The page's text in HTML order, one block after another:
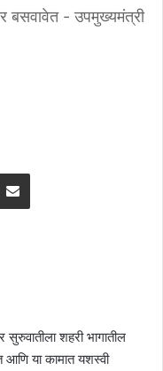
बसवावेत - उपमुख्यमंत्री
Share via Email
शहरी भागातील
या कामात यशस्वी